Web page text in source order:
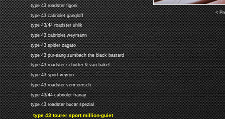
type 43 roadster figoni
type 43 cabriolet gangloff
type 43/44 roadster uhlik
type 43 cabriolet weymann
type 43 spider zagato
type 43 pur-sang zumbach the black bastard
type 43 roadster schutter & van bakel
type 43 sport veyron
type 43 roadster vermeersch
type 43/44 cabriolet franay
type 43 roadster bucar spezial
type 43 tourer sport million-guiet
<